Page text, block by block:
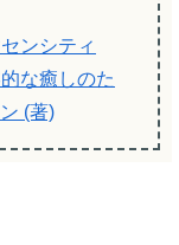
ンシティ
な癒しのた
(著)